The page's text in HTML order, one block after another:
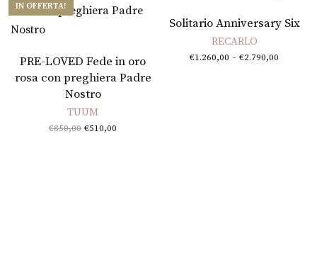
IN OFFERTA!
PRE-LOVED Fede in oro
rosa con preghiera Padre
Nostro
TUUM
€850,00 Il prezzo
€510,00
Scegli
Solitario Anniversary Six
RECARLO
€1.260,00 - €2.790,00